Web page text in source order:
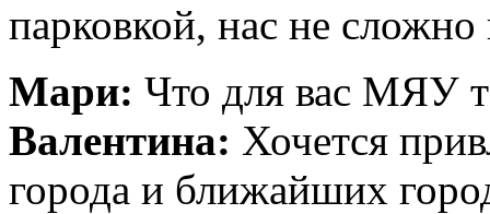
парковкой, нас не сложно
Мари: Что для вас МЯУ
Валентина: Хочется
города и ближайших